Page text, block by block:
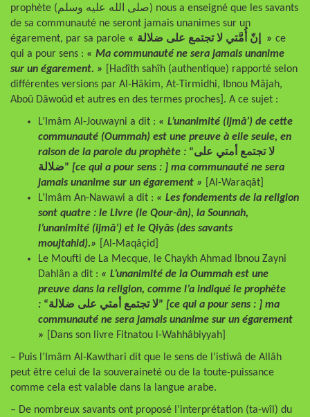
prophète (صلى الله عليه وسلم) nous a enseigné que les savants
de sa communauté ne seront jamais unanimes sur un
égarement, par sa parole
« إنّ أُمَّتي لا تجتمع على ضلالة » ce
qui a pour sens : « Ma communauté ne sera jamais unanime
sur un égarement. »
[Hadîth sahîh (authentique) rapporté selon
différentes versions par Al-Hâkim, At-Tirmidhi, Ibnou Mâjah,
Aboû Dâwoûd et autres en des termes proches]. A ce sujet :
L’Imâm Al-Jouwayni a dit : « L’unanimité (Ijmâ’) de cette
communauté (Oummah) est une preuve à elle seule, en
raison de la parole du prophète : “لا تجتمع أمتي على
ضلالة” [ce qui a pour sens : ] ma communauté ne sera
jamais unanime sur un égarement »
[Al-Waraqât]
L’Imâm An-Nawawi a dit : « Les fondements de la religion
sont quatre : le Livre (le Qour-ân), la Sounnah,
l’unanimité (ijmâ’) et le Qiyâs (des savants
moujtahid).»
[Al-Maqâçid]
Le Moufti de La Mecque, le Chaykh Ahmad Ibnou Zayni
Dahlân a dit : « L’unanimité de la Oummah est une
preuve dans la religion, comme l’a indiqué le prophète
:
“لا تجتمع أمتي على ضلالة” [ce qui a pour sens : ] ma
communauté ne sera jamais unanime sur un égarement
»
[Dans son livre Fitnatou l-Wahhâbiyyah]
– Puis l’Imâm Al-Kawthari dit que le sens de l’istiwâ de Allâh
peut être celui de la souveraineté ou de la toute-puissance
comme cela est valable dans la langue arabe.
– De nombreux savants ont proposé l’interprétation (ta-wîl) du